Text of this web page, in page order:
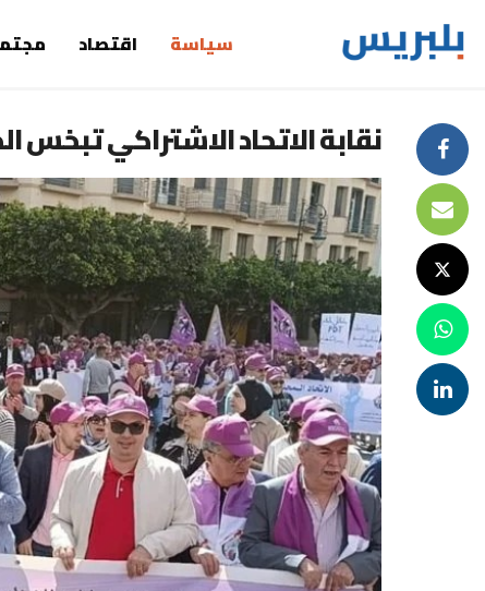
سياسة اقتصاد
نقابة الاتحاد الاشتراكي تبخس